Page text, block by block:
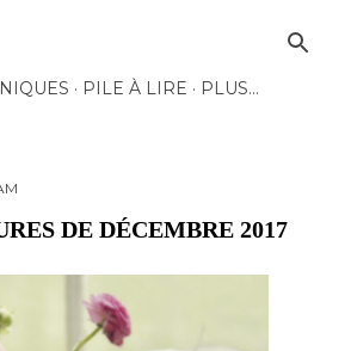
PILE À LIRE PLUS…
DE DÉCEMBRE 2017